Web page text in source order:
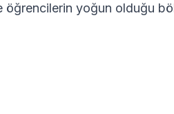
öğrencilerin yoğun olduğu